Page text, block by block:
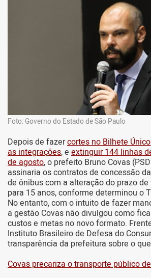
Foto: Governo do Estado de São Paulo
Depois de fazercortes no Bilhete Único
as integrações, e extinguir 144 linhas
de agosto, o prefeito Bruno Covas
assinaria os contratos de concessão
de ônibus com a alteração do prazo
para 15 anos, conforme determinou o
No entanto, com o intuito de fazer
a gestão Covas não divulgou como
custos e metas no novo formato.
Instituto Brasileiro de Defesa do
transparência da prefeitura sobre o
Covas precariza o transporte público